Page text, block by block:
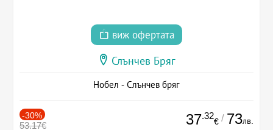
виж офертата
Слънчев Бряг
Нобел - Слънчев бряг
-30%
53.17€ 37.32
€ / 73лв.